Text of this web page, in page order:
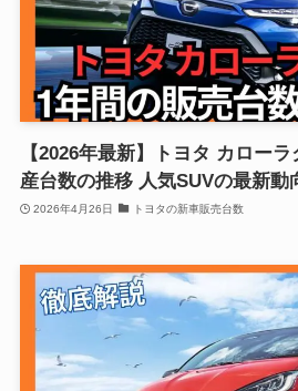
【2026年最新】トヨタ カロー
産台数の推移 人気SUVの最新動
2026年4月26日 トヨタの新車販売台数